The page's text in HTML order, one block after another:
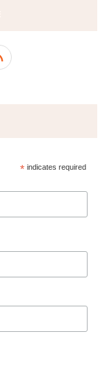
* indicates required